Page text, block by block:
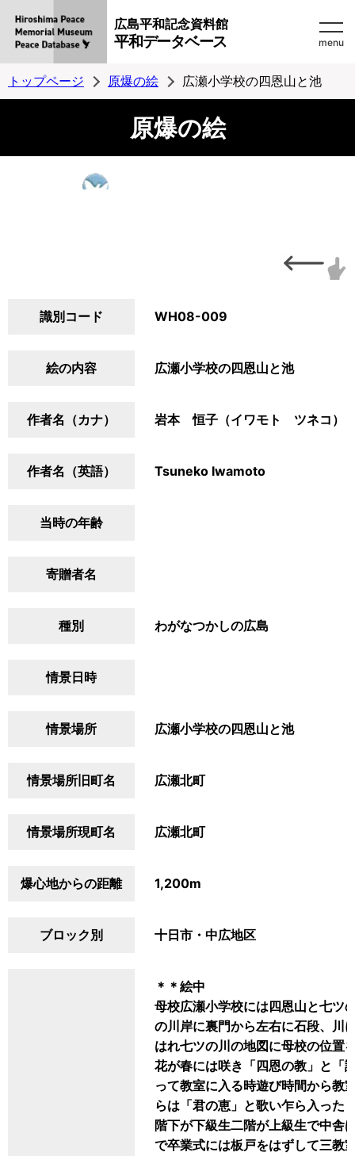
広島平和記念資料館
平和データベース menu
トップページ 原爆の絵 広瀬小学校の四恩山と池
原爆の絵
識別コード WH08-009
絵の内容 広瀬小学校の四恩山と池
作者名（カナ） 岩本 恒子（イワモト ツネコ）
作者名（英語） Tsuneko Iwamoto
当時の年齢
寄贈者名
種別 わがなつかしの広島
情景日時
情景場所 広瀬小学校の四恩山と池
情景場所旧町名 広瀬北町
情景場所現町名 広瀬北町
爆心地からの距離 1,200m
ブロック別 十日市・中広地区
＊＊絵中
母校広瀬小学校には四恩山と七ツ
の川岸に裏門から左右に石段、川
はれ七ツの川の地図に母校の位置
花が春には咲き「四恩の教」と「
って教室に入る時遊び時間から教
らは「君の恵」と歌い乍ら入った
階下が下級生二階が上級生で中舎
で卒業式には板戸をはずして三教